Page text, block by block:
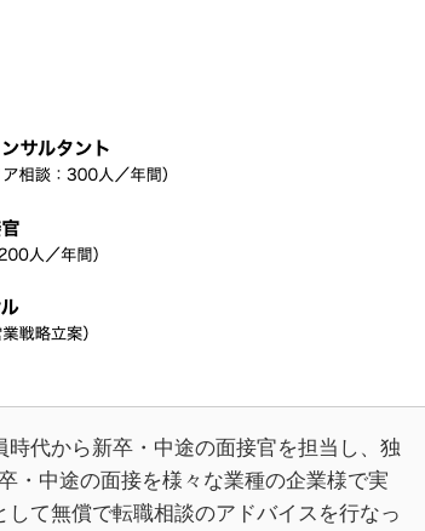
代から新卒・中途の面接官を担当し、独
・中途の面接を様々な業種の企業様で実
て無償で転職相談のアドバイスを行なっ